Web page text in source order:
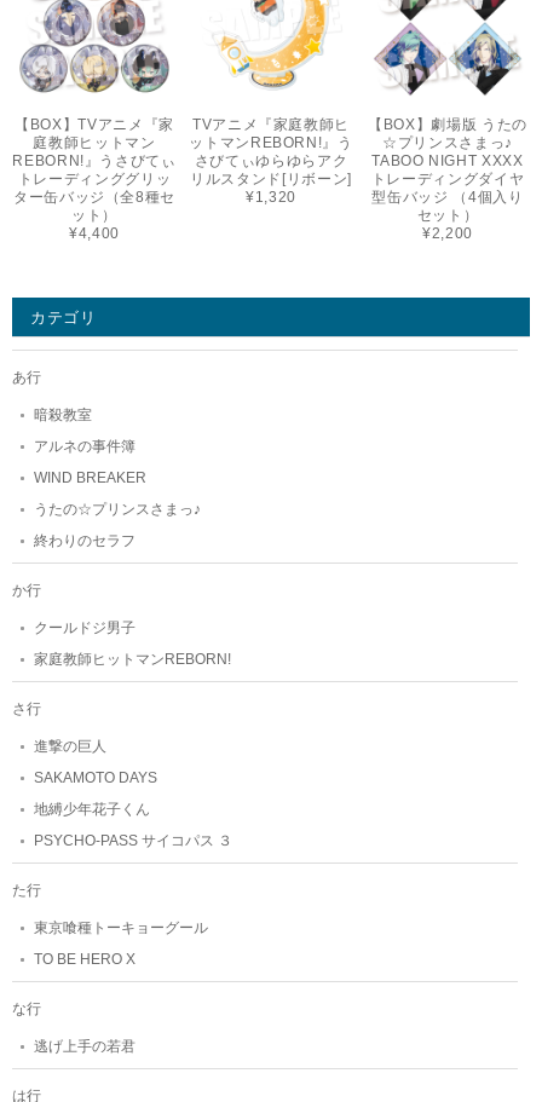
【BOX】TVアニメ『家
庭教師ヒットマン
REBORN!』うさびてぃ
トレーディンググリッ
ター缶バッジ（全8種セ
ット）
¥4,400
TVアニメ『家庭教師ヒ
ットマンREBORN!』う
さびてぃゆらゆらアク
リルスタンド[リボーン]
¥1,320
【BOX】劇場版 うたの
☆プリンスさまっ♪
TABOO NIGHT XXXX
トレーディングダイヤ
型缶バッジ （4個入り
セット）
¥2,200
カテゴリ
あ行
暗殺教室
アルネの事件簿
WIND BREAKER
うたの☆プリンスさまっ♪
終わりのセラフ
か行
クールドジ男子
家庭教師ヒットマンREBORN!
さ行
進撃の巨人
SAKAMOTO DAYS
地縛少年花子くん
PSYCHO-PASS サイコパス ３
た行
東京喰種トーキョーグール
TO BE HERO X
な行
逃げ上手の若君
は行